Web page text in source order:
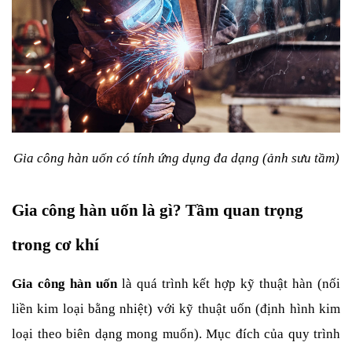
Gia công hàn uốn có tính ứng dụng đa dạng (ảnh sưu tầm)
Gia công hàn uốn là gì? Tầm quan trọng
trong cơ khí
Gia công hàn uốn là quá trình kết hợp kỹ thuật hàn (nối
liền kim loại bằng nhiệt) với kỹ thuật uốn (định hình kim
loại theo biên dạng mong muốn). Mục đích của quy trình